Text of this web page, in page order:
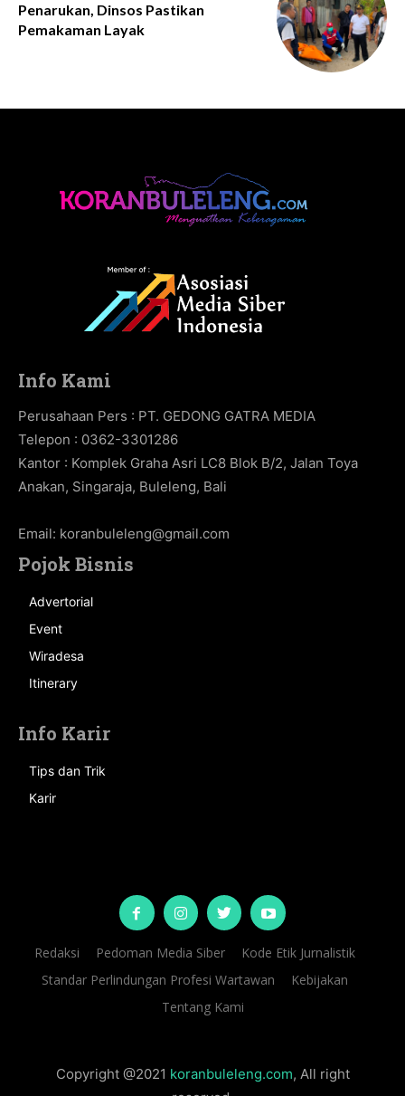
Penarukan, Dinsos Pastikan
Pemakaman Layak
Info Kami
Perusahaan Pers : PT. GEDONG GATRA MEDIA
Telepon : 0362-3301286
Kantor : Komplek Graha Asri LC8 Blok B/2, Jalan Toya
Anakan, Singaraja, Buleleng, Bali
Email: koranbuleleng@gmail.com
Pojok Bisnis
Advertorial
Event
Wiradesa
Itinerary
Info Karir
Tips dan Trik
Karir
Redaksi Pedoman Media Siber
Kode Etik Jurnalistik
Standar Perlindungan Profesi Wartawan
Kebijakan
Tentang Kami
Copyright @2021 koranbuleleng.com, All right